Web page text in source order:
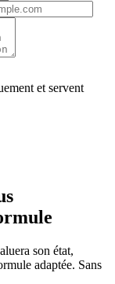
et servent
son état,
adaptée. Sans